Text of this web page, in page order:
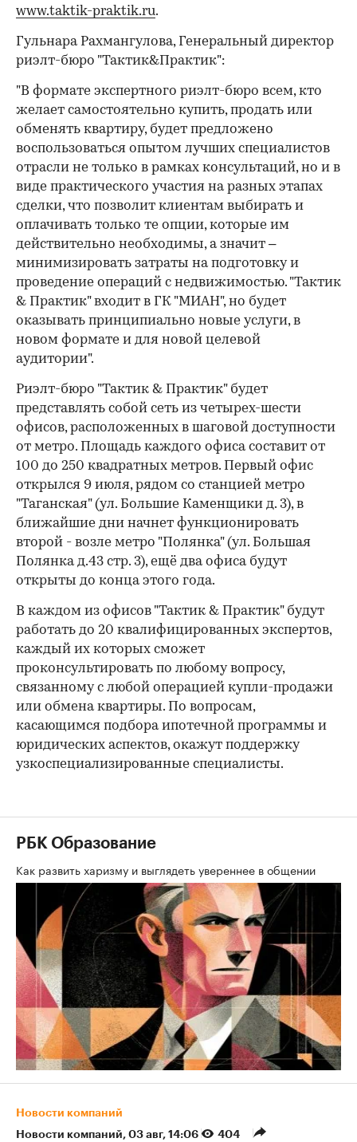
www.taktik-praktik.ru.
Гульнара Рахмангулова, Генеральный директор
риэлт-бюро "Тактик&Практик":
"В формате экспертного риэлт-бюро всем, кто
желает самостоятельно купить, продать или
обменять квартиру, будет предложено
воспользоваться опытом лучших специалистов
отрасли не только в рамках консультаций, но и в
виде практического участия на разных этапах
сделки, что позволит клиентам выбирать и
оплачивать только те опции, которые им
действительно необходимы, а значит –
минимизировать затраты на подготовку и
проведение операций с недвижимостью. "Тактик
& Практик" входит в ГК "МИАН", но будет
оказывать принципиально новые услуги, в
новом формате и для новой целевой
аудитории".
Риэлт-бюро "Тактик & Практик" будет
представлять собой сеть из четырех-шести
офисов, расположенных в шаговой доступности
от метро. Площадь каждого офиса составит от
100 до 250 квадратных метров. Первый офис
открылся 9 июля, рядом со станцией метро
"Таганская" (ул. Большие Каменщики д. 3), в
ближайшие дни начнет функционировать
второй - возле метро "Полянка" (ул. Большая
Полянка д.43 стр. 3), ещё два офиса будут
открыты до конца этого года.
В каждом из офисов "Тактик & Практик" будут
работать до 20 квалифицированных экспертов,
каждый их которых сможет
проконсультировать по любому вопросу,
связанному с любой операцией купли-продажи
или обмена квартиры. По вопросам,
касающимся подбора ипотечной программы и
юридических аспектов, окажут поддержку
узкоспециализированные специалисты.
РБК Образование
Как развить харизму и выглядеть увереннее в общении
Новости компаний
Новости компаний⁠, 03 авг, 14:06 404